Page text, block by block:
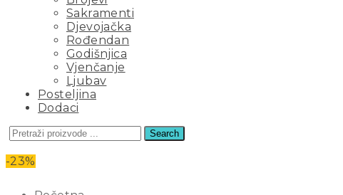
Sakramenti
Djevojačka
Rođendan
Godišnjica
Vjenčanje
Ljubav
Posteljina
Dodaci
Search
FROZEN POSTELJINA 140X200CM
-23%